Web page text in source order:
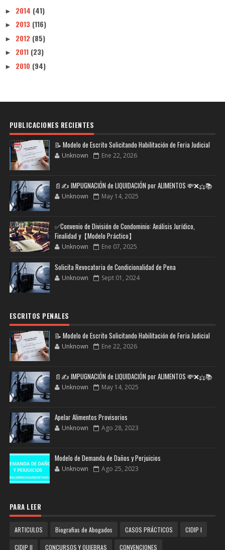
► 2014 (41)
► 2013 (116)
► 2012 (85)
► 2011 (23)
► 2010 (94)
PUBLICACIONES RECIENTES
📝 Modelo de Escrito Solicitando Habilitación de Feria Judicial
Unknown Ene 22, 2026
📄✍️ IMPUGNACIÓN de LIQUIDACIÓN por ALIMENTOS 💸❌⚖️📚
Unknown May 14, 2025
✅Convenio de División de Condominio: Análisis Jurídico,
Finalidad y【Modelo Práctico】
Unknown Ene 07, 2025
Solicita Revocatoria de Condicionalidad de Pena
Unknown Sept 01, 2024
ESCRITOS PENALES
📝 Modelo de Escrito Solicitando Habilitación de Feria Judicial
Unknown Ene 22, 2026
📄✍️ IMPUGNACIÓN de LIQUIDACIÓN por ALIMENTOS 💸❌⚖️📚
Unknown May 14, 2025
Apelar Alimentos Provisorios
Unknown Ago 28, 2023
Modelo de Demanda de Daños y Perjuicios
Unknown Ago 25, 2023
PARA LEER
ARTICULOS Biografias de Abogados CASOS PRÁCTICOS CIDIP I
CIDIP II CONCURSOS Y QUIEBRAS CONVENCIONES